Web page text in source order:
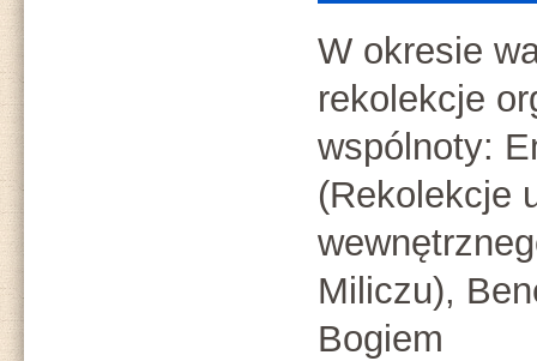
W okresie
rekolekcje
wspólnoty:
(Rekolekcje
Miliczu),
Bogiem